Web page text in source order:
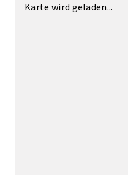
Karte wird geladen...